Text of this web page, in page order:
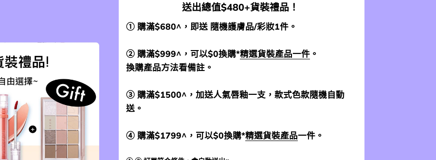
送出總值$480+貨裝禮品！
① 購滿$680^，即送 隨機護膚品/彩妝1件。
② 購滿$999^，可以$0換購*精選貨裝產品一件 。
換購產品方法看備註。
③ 購滿$1500^，加送人氣唇釉一支，款式色款隨機自動
送。
④ 購滿$1799^，可以$0換購*精選貨裝產品一件。